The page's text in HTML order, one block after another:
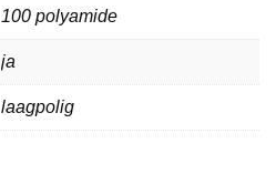
100 polyamide
ja
laagpolig